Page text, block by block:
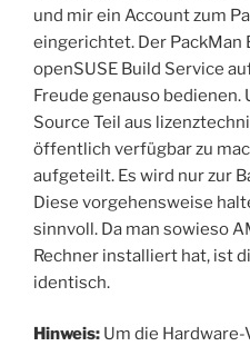
und mir ein Account zum
eingerichtet. Der PackMan
openSUSE Build Service
Freude genauso
Source Teil aus
öffentlich verfügbar zu
aufgeteilt. Es wird nur zur
Diese vorgehensweise
sinnvoll. Da man sowieso
Rechner installiert hat, ist
identisch.
Hinweis: Um die